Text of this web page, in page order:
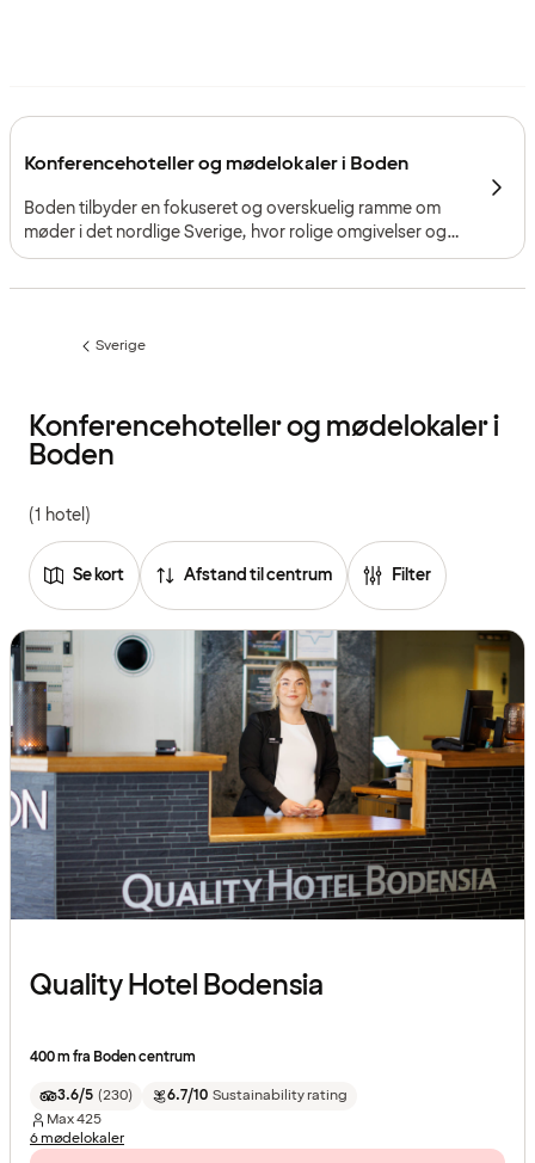
Konferencehoteller og mødelokaler i Boden
Boden tilbyder en fokuseret og overskuelig ramme om
møder i det nordlige Sverige, hvor rolige omgivelser og
velfungerende logistik understøtter organiserede
Forrige
Sverige
Konferencehoteller og mødelokaler i
Boden
(1 hotel)
Se kort Afstand til centrum Filter
Quality Hotel Bodensia
400 m fra Boden centrum
3.6/5 (230) 6.7/10 Sustainability rating
Max425
6 mødelokaler